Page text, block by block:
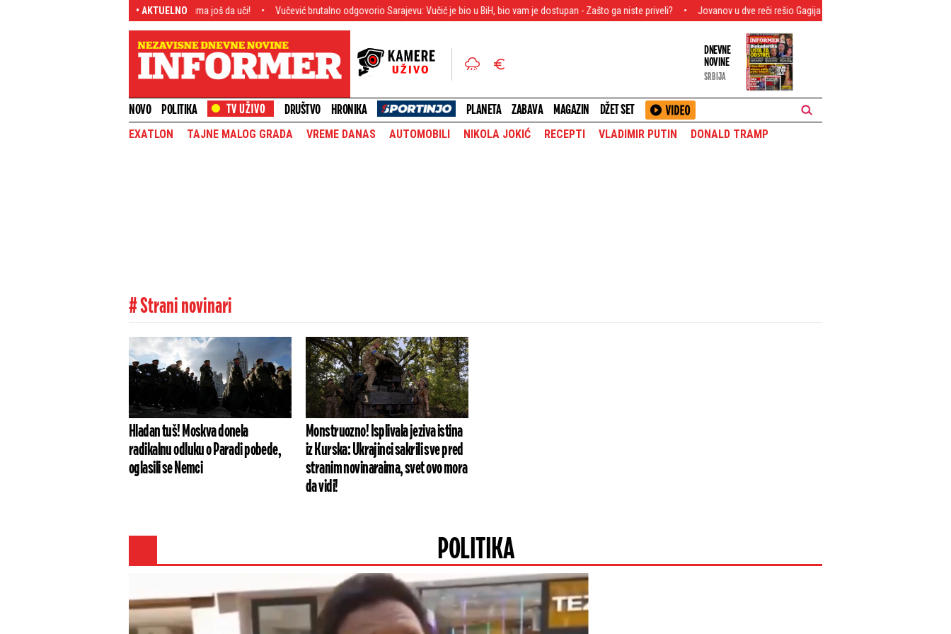
• AKTUELNO
Srbije: Bolje razume fudbal, ali ima još da uči! Vučević brutalno odgovorio Sarajevu: Vučić je bio u BiH, bio vam je dostupan - Zašto ga niste priveli? Jovanov u dve reči rešio Gagija Jovanovića! Zbog ove objave mreže "gore" -
DNEVNE
NOVINE
SRBIJA
NOVO POLITIKA DRUŠTVO HRONIKA PLANETA ZABAVA MAGAZIN DŽET SET
EXATLON TAJNE MALOG GRADA VREME DANAS AUTOMOBILI NIKOLA JOKIĆ RECEPTI VLADIMIR PUTIN DONALD TRAMP
# Strani novinari
Hladan tuš! Moskva donela
radikalnu odluku o Paradi pobede,
oglasili se Nemci
Monstruozno! Isplivala jeziva istina
iz Kurska: Ukrajinci sakrili sve pred
stranim novinaraima, svet ovo mora
da vidi!
POLITIKA